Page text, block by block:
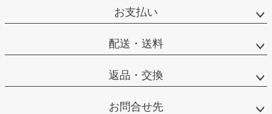
お支払い
配送・送料
返品・交換
お問合せ先